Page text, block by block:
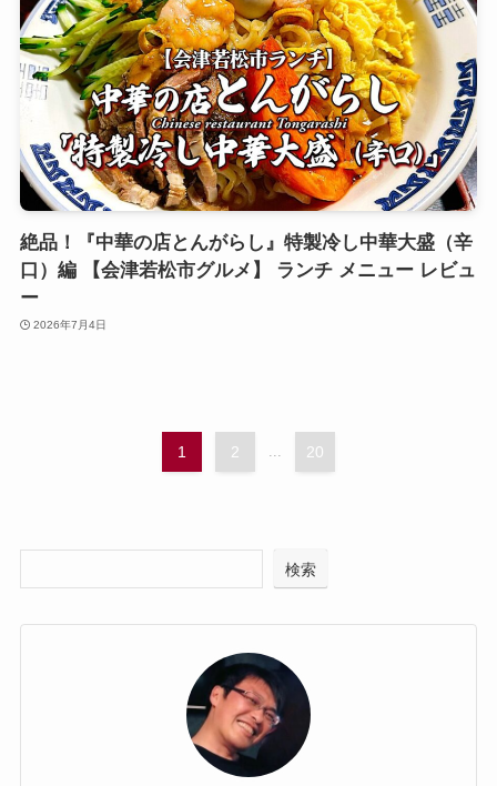
絶品！『中華の店とんがらし』特製冷し中華大盛（辛
口）編 【会津若松市グルメ】 ランチ メニュー レビュ
ー
2026年7月4日
1 2 20
検索